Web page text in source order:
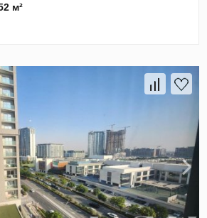
м²